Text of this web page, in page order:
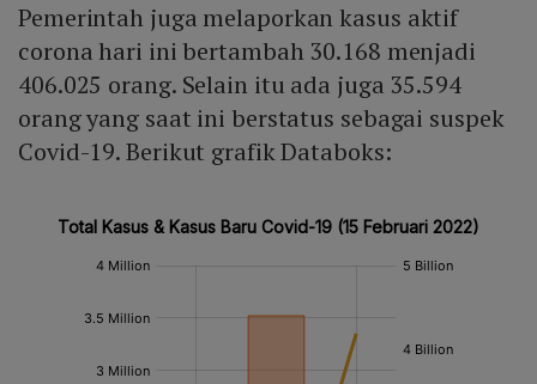
Pemerintah juga melaporkan kasus aktif
corona hari ini bertambah 30.168 menjadi
406.025 orang. Selain itu ada juga 35.594
orang yang saat ini berstatus sebagai suspek
Covid-19. Berikut grafik Databoks: